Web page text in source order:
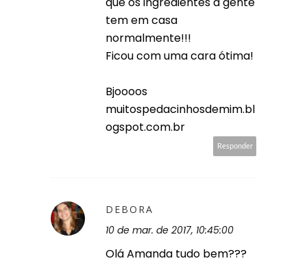
tem em casa
normalmente!!!
Ficou com uma cara ótima!
Bjoooos
muitospedacinhosdemim.bl
ogspot.com.br
Responder
DEBORA
10 de mar. de 2017, 10:45:00
Olá Amanda tudo bem???